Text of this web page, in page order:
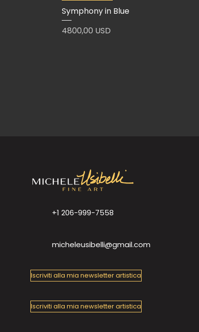
Symphony in Blue
Prezzo
4800,00 USD
+1 206-999-7558
micheleusibelli@gmail.com
Iscriviti alla mia newsletter artistica
Iscriviti alla mia newsletter artistica